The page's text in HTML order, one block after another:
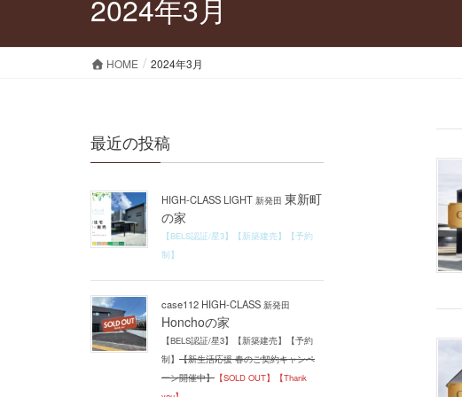
2024年3月
HOME 2024年3月
最近の投稿
HIGH-CLASS LIGHT 新発田 東新町
の家
【BELS認証/星3】【新築建売】【予約
制】
case112 HIGH-CLASS 新発田
Honchoの家
【BELS認証/星3】【新築建売】【予約
制】 【新生活応援 春のご契約キャンペ
ーン開催中】 【SOLD OUT】【Thank